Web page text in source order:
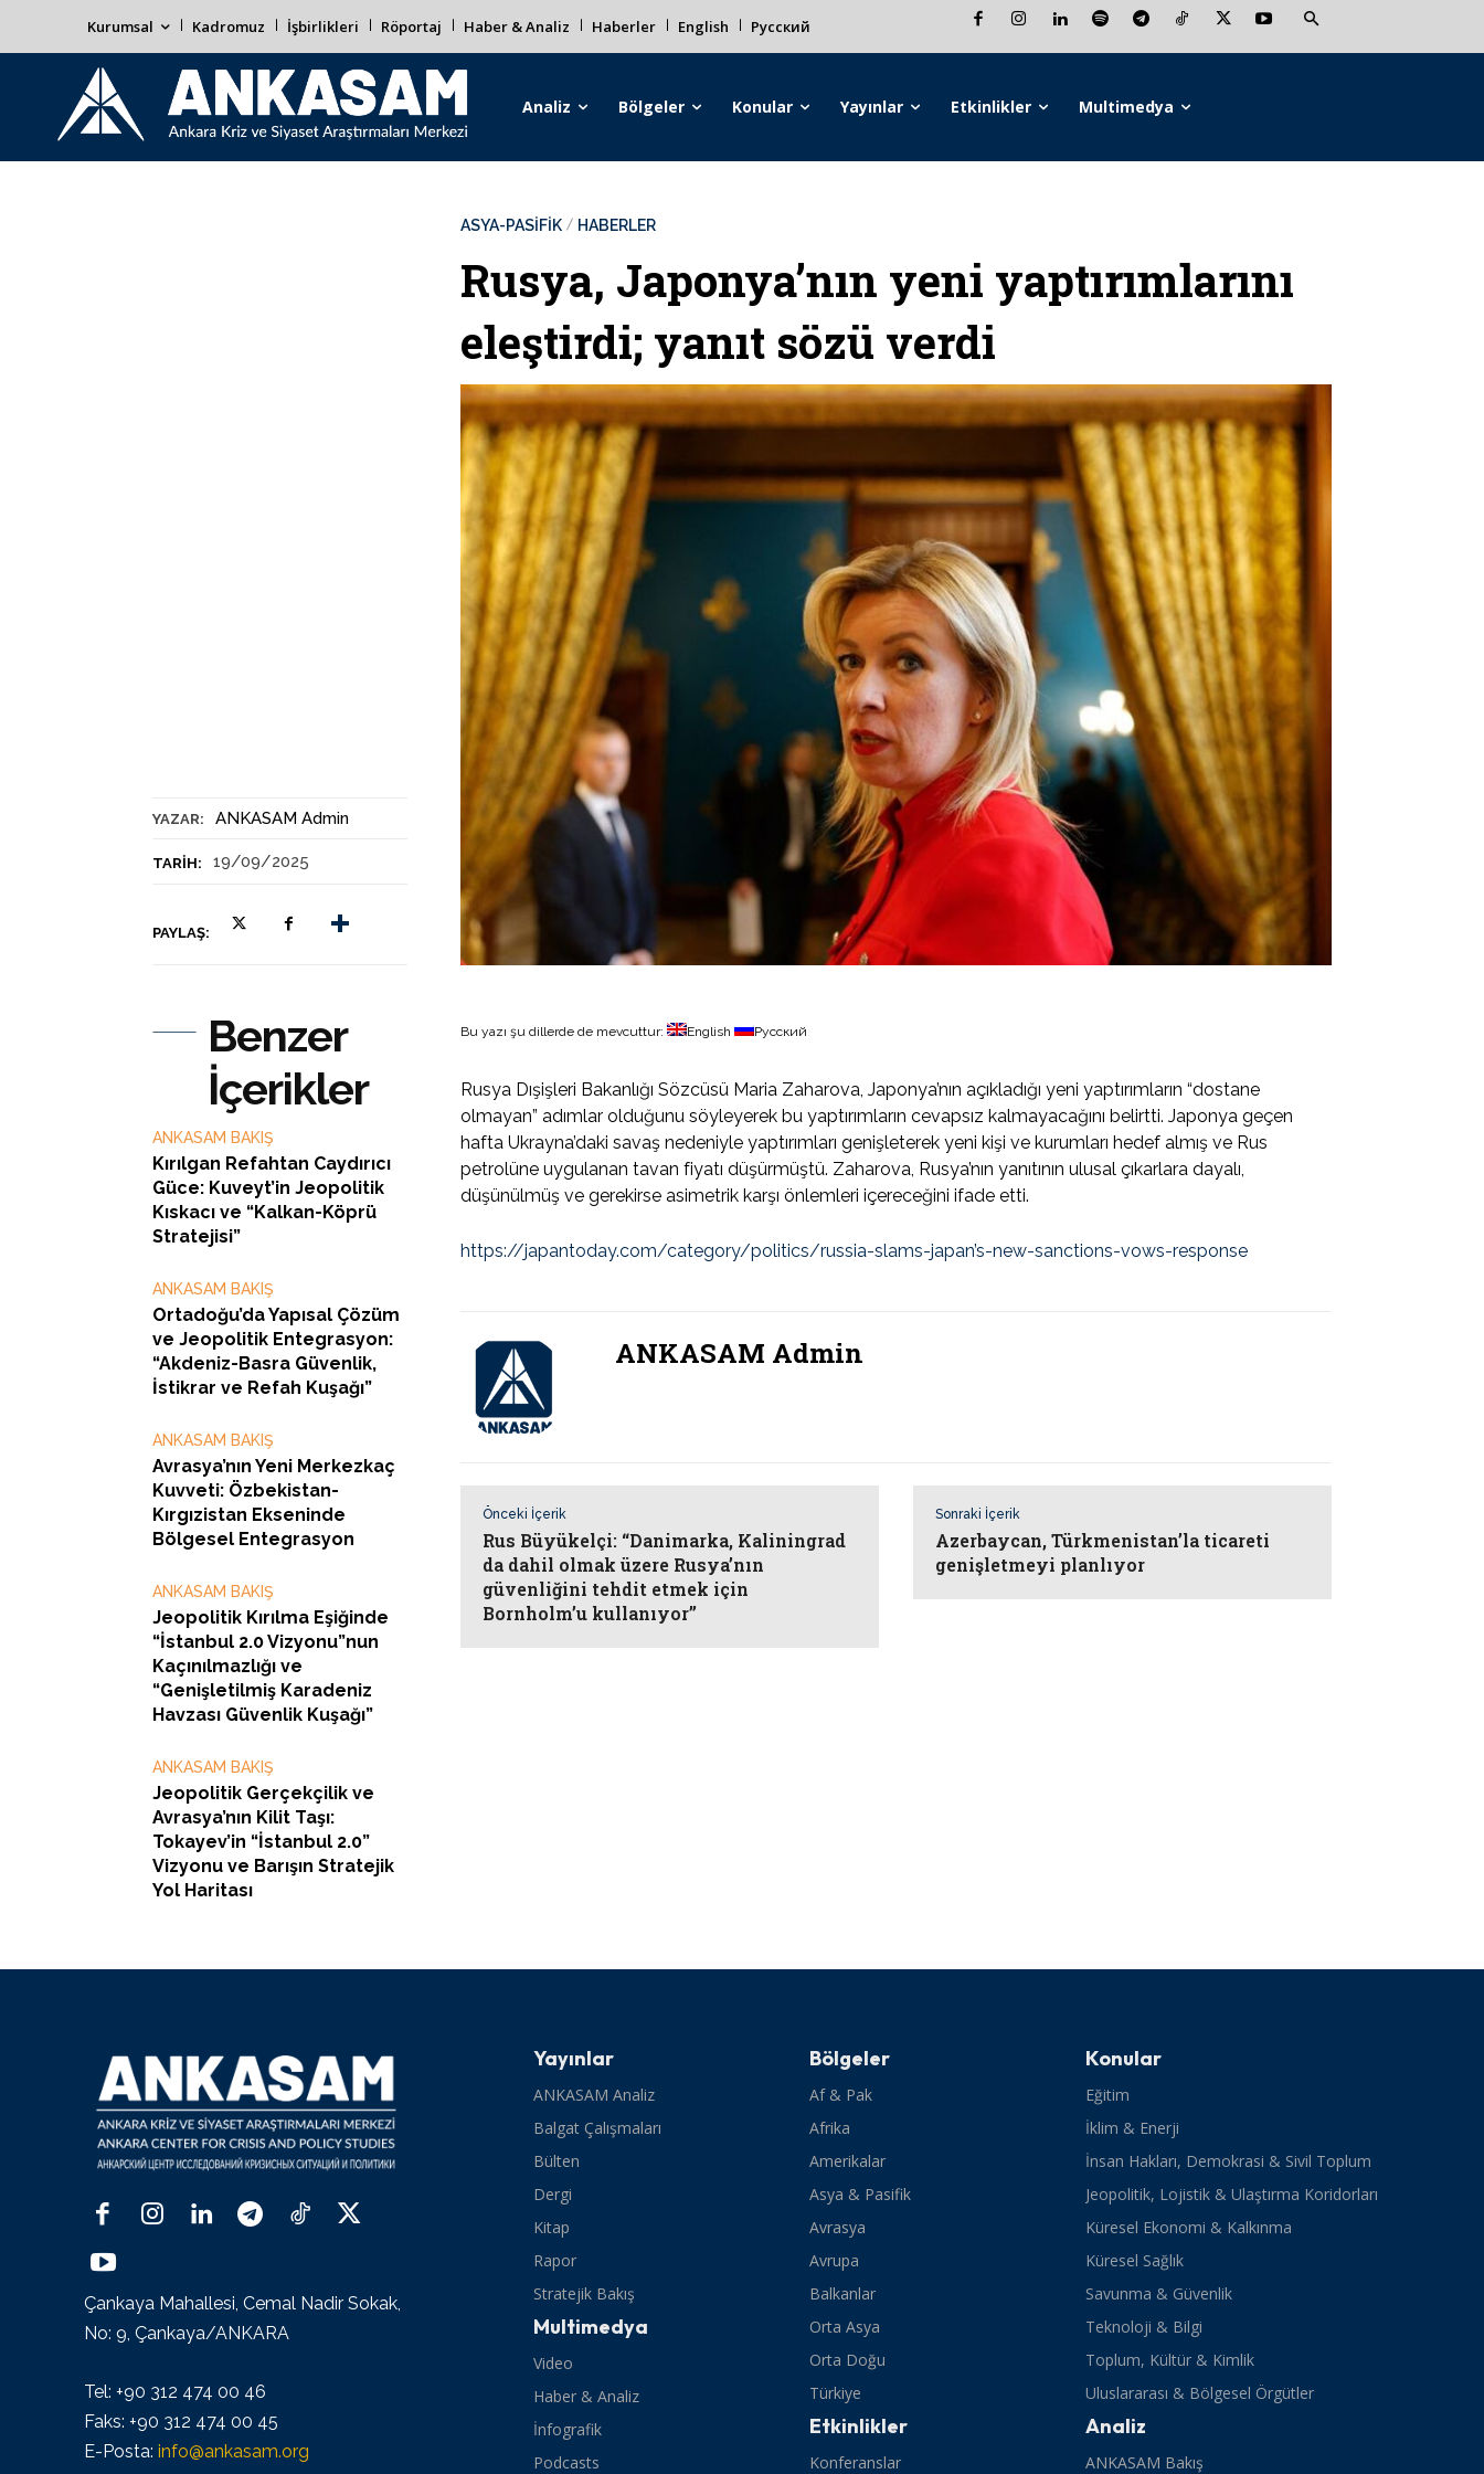
Kurumsal Kadromuz İşbirlikleri Röportaj Haber & Analiz Haberler English Русский
Analiz Bölgeler Konular Yayınlar Etkinlikler Multimedya
YAZAR: ANKASAM Admin
TARIH: 19/09/2025
PAYLAŞ:
ASYA-PASİFİK HABERLER
Rusya, Japonya’nın yeni yaptırımlarını
eleştirdi; yanıt sözü verdi
Benzer
İçerikler
ANKASAM BAKIŞ
Kırılgan Refahtan Caydırıcı
Güce: Kuveyt’in Jeopolitik
Kıskacı ve “Kalkan-Köprü
Stratejisi”
ANKASAM BAKIŞ
Ortadoğu’da Yapısal Çözüm
ve Jeopolitik Entegrasyon:
“Akdeniz-Basra Güvenlik,
İstikrar ve Refah Kuşağı”
ANKASAM BAKIŞ
Avrasya’nın Yeni Merkezkaç
Kuvveti: Özbekistan-
Kırgızistan Ekseninde
Bölgesel Entegrasyon
ANKASAM BAKIŞ
Jeopolitik Kırılma Eşiğinde
“İstanbul 2.0 Vizyonu”nun
Kaçınılmazlığı ve
“Genişletilmiş Karadeniz
Havzası Güvenlik Kuşağı”
ANKASAM BAKIŞ
Jeopolitik Gerçekçilik ve
Avrasya’nın Kilit Taşı:
Tokayev’in “İstanbul 2.0”
Vizyonu ve Barışın Stratejik
Yol Haritası
Bu yazı şu dillerde de mevcuttur: English Русский
Rusya Dışişleri Bakanlığı Sözcüsü Maria Zaharova, Japonya’nın açıkladığı yeni yaptırımların “dostane
olmayan” adımlar olduğunu söyleyerek bu yaptırımların cevapsız kalmayacağını belirtti. Japonya geçen
hafta Ukrayna’daki savaş nedeniyle yaptırımları genişleterek yeni kişi ve kurumları hedef almış ve Rus
petrolüne uygulanan tavan fiyatı düşürmüştü. Zaharova, Rusya’nın yanıtının ulusal çıkarlara dayalı,
düşünülmüş ve gerekirse asimetrik karşı önlemleri içereceğini ifade etti.
https://japantoday.com/category/politics/russia-slams-japan’s-new-sanctions-vows-response
ANKASAM Admin
Önceki İçerik
Rus Büyükelçi: “Danimarka, Kaliningrad
da dahil olmak üzere Rusya’nın
güvenliğini tehdit etmek için
Bornholm’u kullanıyor”
Sonraki İçerik
Azerbaycan, Türkmenistan’la ticareti
genişletmeyi planlıyor
Çankaya Mahallesi, Cemal Nadir Sokak,
No: 9, Çankaya/ANKARA
Tel: +90 312 474 00 46
Faks: +90 312 474 00 45
E-Posta: info@ankasam.org
Yayınlar
ANKASAM Analiz
Balgat Çalışmaları
Bülten
Dergi
Kitap
Rapor
Stratejik Bakış
Multimedya
Video
Haber & Analiz
İnfografik
Podcasts
Bölgeler
Af & Pak
Afrika
Amerikalar
Asya & Pasifik
Avrasya
Avrupa
Balkanlar
Orta Asya
Orta Doğu
Türkiye
Etkinlikler
Konferanslar
Konular
Eğitim
İklim & Enerji
İnsan Hakları, Demokrasi & Sivil Toplum
Jeopolitik, Lojistik & Ulaştırma Koridorları
Küresel Ekonomi & Kalkınma
Küresel Sağlık
Savunma & Güvenlik
Teknoloji & Bilgi
Toplum, Kültür & Kimlik
Uluslararası & Bölgesel Örgütler
Analiz
ANKASAM Bakış